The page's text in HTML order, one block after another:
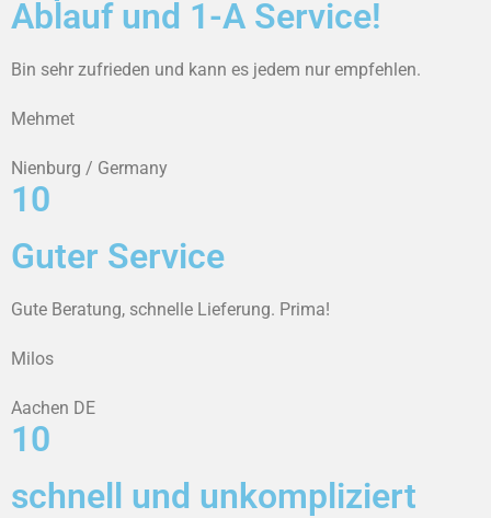
Ablauf und 1-A Service!
Bin sehr zufrieden und kann es jedem nur empfehlen.
Mehmet
Nienburg / Germany
10
Guter Service
Gute Beratung, schnelle Lieferung. Prima!
Milos
Aachen DE
10
schnell und unkompliziert